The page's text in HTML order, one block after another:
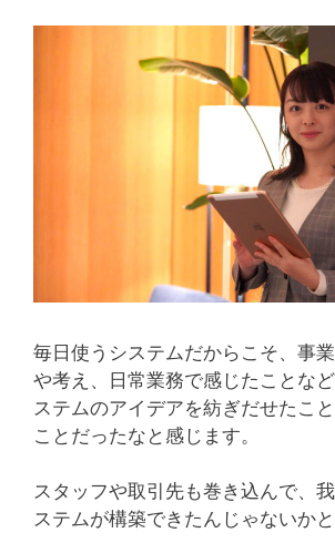
毎日使うシステムだからこそ、事
や考え、日常業務で感じたことな
ステムのアイデアを紡ぎだせたこ
ことだったなと感じます。
スタッフや取引先も巻き込んで、
ステムが構築できたんじゃないかと